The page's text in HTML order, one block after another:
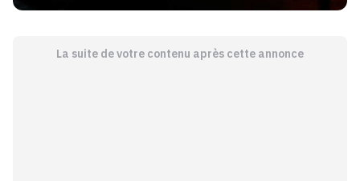
La suite de votre contenu après cette annonce